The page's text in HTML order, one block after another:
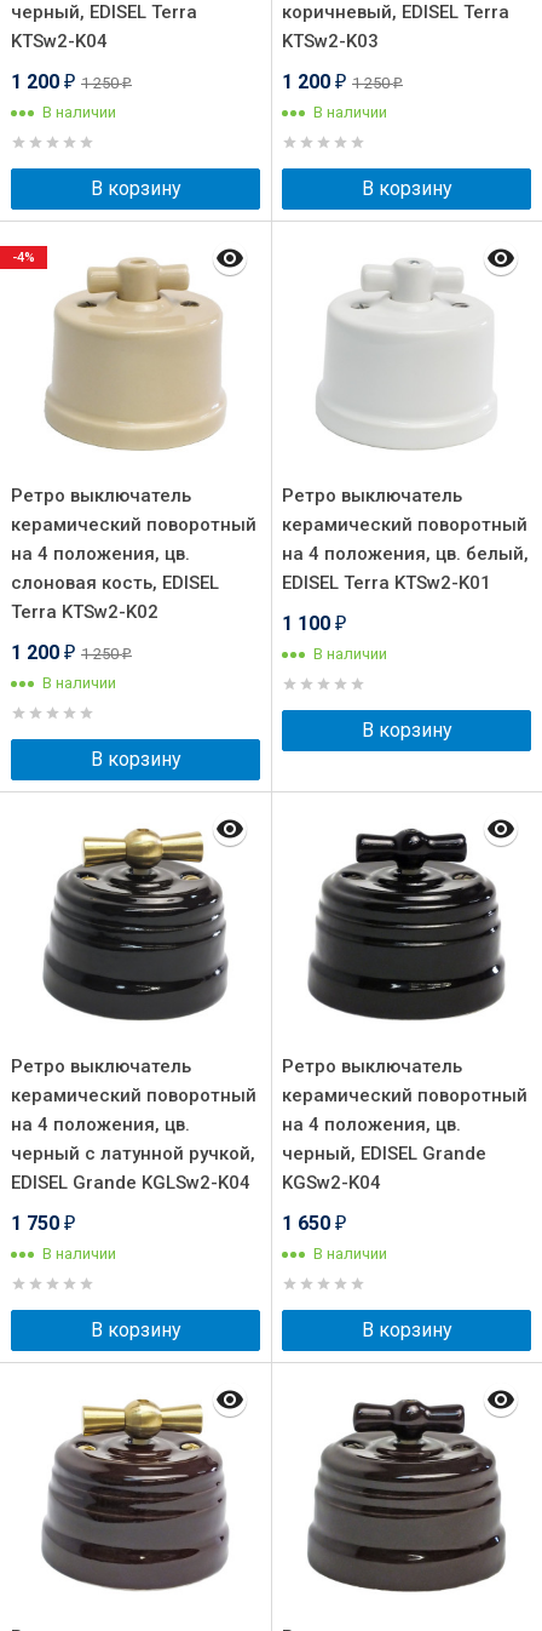
черный, EDISEL Terra
KTSw2-K04
1 200 ₽ 1 250₽
В наличии
В корзину
коричневый, EDISEL Terra
KTSw2-K03
1 200 ₽ 1 250₽
В наличии
В корзину
Ретро выключатель
керамический поворотный
на 4 положения, цв.
слоновая кость, EDISEL
Terra KTSw2-K02
1 200 ₽ 1 250₽
В наличии
В корзину
-4%
Ретро выключатель
керамический поворотный
на 4 положения, цв. белый,
EDISEL Terra KTSw2-K01
1 100 ₽
В наличии
В корзину
Ретро выключатель
керамический поворотный
на 4 положения, цв.
черный с латунной ручкой,
EDISEL Grande KGLSw2-K04
1 750 ₽
В наличии
В корзину
Ретро выключатель
керамический поворотный
на 4 положения, цв.
черный, EDISEL Grande
KGSw2-K04
1 650 ₽
В наличии
В корзину